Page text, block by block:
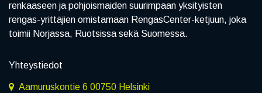
renkaaseen ja pohjoismaiden suurimpaan yksityisten
rengas-yrittäjien omistamaan RengasCenter-ketjuun, joka
toimii Norjassa, Ruotsissa sekä Suomessa.
Yhteystiedot
Aamuruskontie 6 00750 Helsinki